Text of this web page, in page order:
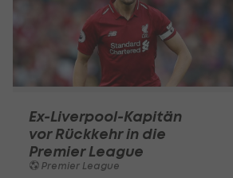
Ex-Liverpool-Kapitän
vor Rückkehr in die
Premier League
Premier League